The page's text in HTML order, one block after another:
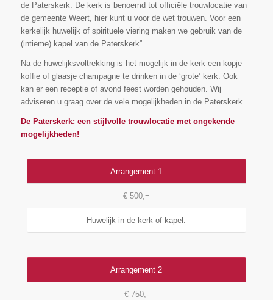
de Paterskerk. De kerk is benoemd tot officiële trouwlocatie van
de gemeente Weert, hier kunt u voor de wet trouwen. Voor een
kerkelijk huwelijk of spirituele viering maken we gebruik van de
(intieme) kapel van de Paterskerk”.
Na de huwelijksvoltrekking is het mogelijk in de kerk een kopje
koffie of glaasje champagne te drinken in de ‘grote’ kerk. Ook
kan er een receptie of avond feest worden gehouden. Wij
adviseren u graag over de vele mogelijkheden in de Paterskerk.
De Paterskerk: een stijlvolle trouwlocatie met ongekende
mogelijkheden!
Arrangement 1
€ 500,=
Huwelijk in de kerk of kapel.
Arrangement 2
€ 750,-